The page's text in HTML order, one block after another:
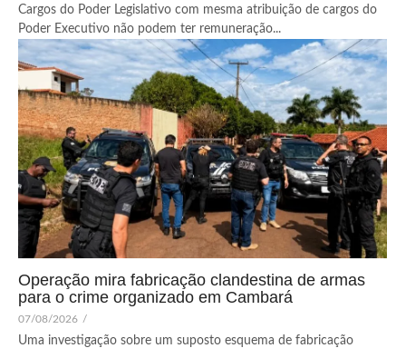
Cargos do Poder Legislativo com mesma atribuição de cargos do
Poder Executivo não podem ter remuneração...
Operação mira fabricação clandestina de armas
para o crime organizado em Cambará
07/08/2026 /
Uma investigação sobre um suposto esquema de fabricação